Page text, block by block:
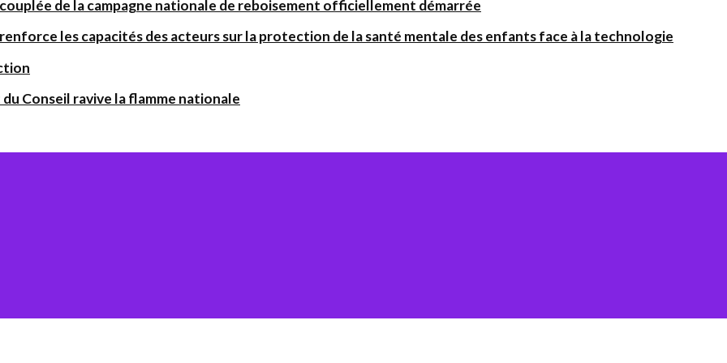
de la campagne nationale de reboisement officiellement démarrée
les capacités des acteurs sur la protection de la santé mentale des enfants face à la technologie
Conseil ravive la flamme nationale